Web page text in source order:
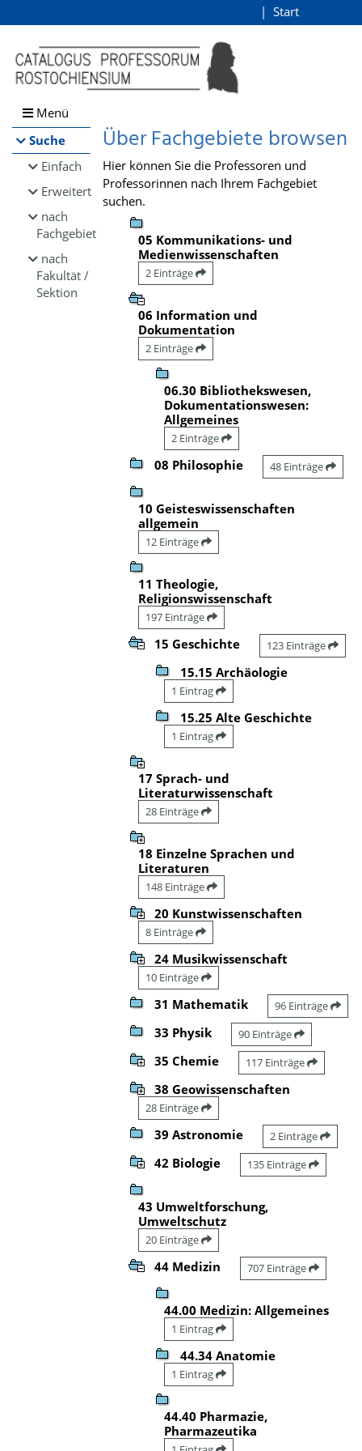
Browsen
direkt zum Inhalt
Start
Menü
Suche
Einfach
Erweitert
nach
Fachgebiet
nach
Fakultät /
Sektion
Über Fachgebiete browsen
Hier können Sie die Professoren und
Professorinnen nach Ihrem Fachgebiet
suchen.
05 Kommunikations- und
Medienwissenschaften
2 Einträge
06 Information und
Dokumentation
2 Einträge
06.30 Bibliothekswesen,
Dokumentationswesen:
Allgemeines
2 Einträge
08 Philosophie 48 Einträge
10 Geisteswissenschaften
allgemein
12 Einträge
11 Theologie,
Religionswissenschaft
197 Einträge
15 Geschichte 123 Einträge
15.15 Archäologie
1 Eintrag
15.25 Alte Geschichte
1 Eintrag
17 Sprach- und
Literaturwissenschaft
28 Einträge
18 Einzelne Sprachen und
Literaturen
148 Einträge
20 Kunstwissenschaften
8 Einträge
24 Musikwissenschaft
10 Einträge
31 Mathematik 96 Einträge
33 Physik 90 Einträge
35 Chemie 117 Einträge
38 Geowissenschaften
28 Einträge
39 Astronomie 2 Einträge
42 Biologie 135 Einträge
43 Umweltforschung,
Umweltschutz
20 Einträge
44 Medizin 707 Einträge
44.00 Medizin: Allgemeines
1 Eintrag
44.34 Anatomie
1 Eintrag
44.40 Pharmazie,
Pharmazeutika